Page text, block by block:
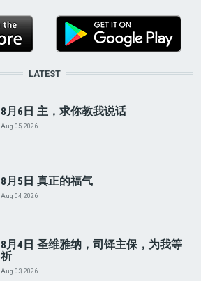
LATEST
8月6日 主，求你教我说话
Aug 05, 2026
8月5日 真正的福气
Aug 04, 2026
8月4日 圣维雅纳，司铎主保，为我等
祈
Aug 03, 2026